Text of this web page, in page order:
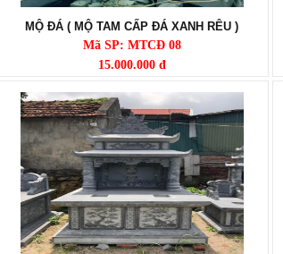
MỘ ĐÁ ( MỘ TAM CẤP ĐÁ XANH RÊU )
Mã SP: MTCĐ 08
15.000.000 đ